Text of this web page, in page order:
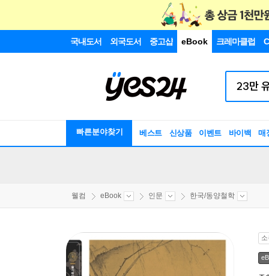
국내도서 외국도서 중고샵 eBook 크레마클럽
빠른분야찾기 베스트 신상품 이벤트 바이백 매
웰컴 eBook 인문 한국/동양철학